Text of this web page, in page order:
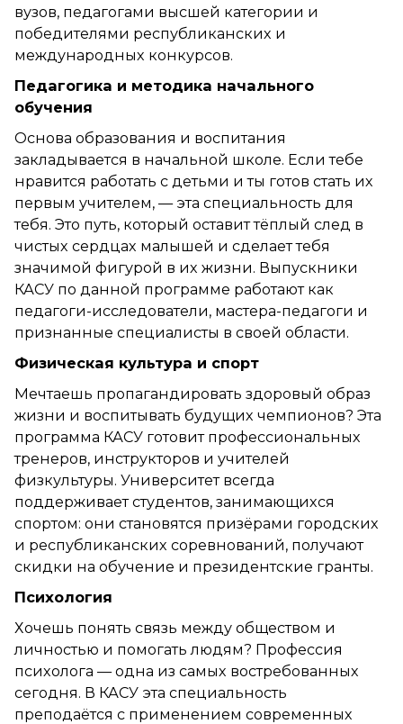
вузов, педагогами высшей категории и
победителями республиканских и
международных конкурсов.
Педагогика и методика начального
обучения
Основа образования и воспитания
закладывается в начальной школе. Если тебе
нравится работать с детьми и ты готов стать их
первым учителем, — эта специальность для
тебя. Это путь, который оставит тёплый след в
чистых сердцах малышей и сделает тебя
значимой фигурой в их жизни. Выпускники
КАСУ по данной программе работают как
педагоги-исследователи, мастера-педагоги и
признанные специалисты в своей области.
Физическая культура и спорт
Мечтаешь пропагандировать здоровый образ
жизни и воспитывать будущих чемпионов? Эта
программа КАСУ готовит профессиональных
тренеров, инструкторов и учителей
физкультуры. Университет всегда
поддерживает студентов, занимающихся
спортом: они становятся призёрами городских
и республиканских соревнований, получают
скидки на обучение и президентские гранты.
Психология
Хочешь понять связь между обществом и
личностью и помогать людям? Профессия
психолога — одна из самых востребованных
сегодня. В КАСУ эта специальность
преподаётся с применением современных